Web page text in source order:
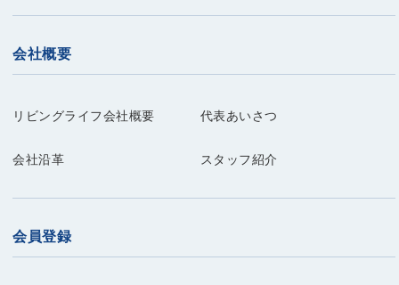
会社概要
リビングライフ会社概要 代表あいさつ
会社沿革 スタッフ紹介
会員登録